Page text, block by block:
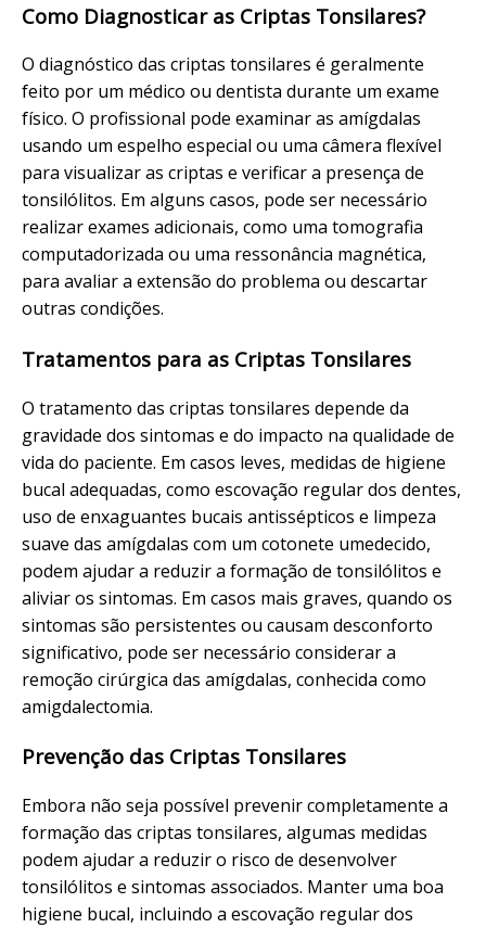
Como Diagnosticar as Criptas Tonsilares?
O diagnóstico das criptas tonsilares é geralmente
feito por um médico ou dentista durante um exame
físico. O profissional pode examinar as amígdalas
usando um espelho especial ou uma câmera flexível
para visualizar as criptas e verificar a presença de
tonsilólitos. Em alguns casos, pode ser necessário
realizar exames adicionais, como uma tomografia
computadorizada ou uma ressonância magnética,
para avaliar a extensão do problema ou descartar
outras condições.
Tratamentos para as Criptas Tonsilares
O tratamento das criptas tonsilares depende da
gravidade dos sintomas e do impacto na qualidade de
vida do paciente. Em casos leves, medidas de higiene
bucal adequadas, como escovação regular dos dentes,
uso de enxaguantes bucais antissépticos e limpeza
suave das amígdalas com um cotonete umedecido,
podem ajudar a reduzir a formação de tonsilólitos e
aliviar os sintomas. Em casos mais graves, quando os
sintomas são persistentes ou causam desconforto
significativo, pode ser necessário considerar a
remoção cirúrgica das amígdalas, conhecida como
amigdalectomia.
Prevenção das Criptas Tonsilares
Embora não seja possível prevenir completamente a
formação das criptas tonsilares, algumas medidas
podem ajudar a reduzir o risco de desenvolver
tonsilólitos e sintomas associados. Manter uma boa
higiene bucal, incluindo a escovação regular dos